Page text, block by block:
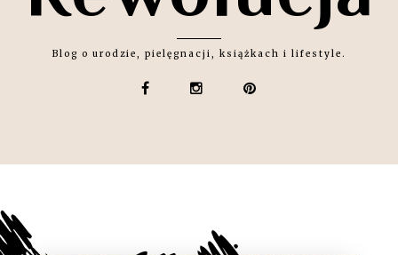
Blog o urodzie, pielęgnacji, książkach i lifestyle.